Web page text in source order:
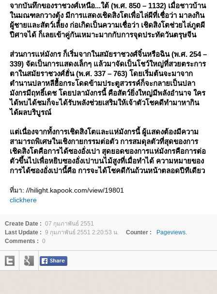
จากบันทึกของราชวงศ์เหนือ...ใต้ (พ.ศ. 850 – 1132) เมื่อชาวบ้าน
นมณฑลกวางตุ้ง มีการแสดงเชิดสิงโตเพื่อไล่ผีที่เชื่อว่า มาลงกิน
ผู้ชายและสัตว์เลี้ยง ก่อเกิดเป็นความเชื่อว่า เชิดสิงโตช่วยไล่ภูตผี
ปีศาจได้ ก็เลยเข้าคู่กันเหมาะมากกับการจุดประทัดวันตรุษจีน
ส่วนการแห่มังกร ก็เริ่มจากในสมัยราชวงศ์จิ๋นหรือฉิน (พ.ศ. 254 –
339) จัดเป็นการแสดงเล็กๆ แล้วมาจัดเป็นโชว์ใหญ่ที่สวยตระการ
ตาในสมัยราชวงศ์ฮั่น (พ.ศ. 337 – 763) โดยเริ่มต้นจะมาจาก
ตำนานปลาหลีฮื้อกระโดดข้ามประตูสวรรค์ก็จะกลายเป็นปลา
มังกรมีฤทธิ์เดช โดยปลามังกรนี้ คือสัตว์ยิ่งใหญ่มีพลังอำนาจ ใคร
ได้พบได้ชมก็จะได้รับพลังช่วยเสริมให้เจ้าตัวโชคดีทำมาหากิน
ได้ผลบริบูรณ์
ต่เนื่องจากทั้งการเชิดสิงโตและแห่มังกรนี้ ผู้แสดงต้องมีความ
สามารถพิเศษในเชิงกายกรรมต่อตัว การสมดุลตัวที่สุดของการ
เชิดสิงโตคือการได้ซองอั่งเปา สุดยอดของการแห่มังกรคือการต่อ
ตัวขึ้นไปเพื่อหยิบซองอั่งเปาบนไม้สูงที่เมื่อทำได้ ความหมายของ
การได้ซองอั่งเปานี้คือ การจะได้โชคดีกันถ้วนหน้าตลอดปีทีเดียว
ที่มา: //hilight.kapook.com/view/19801
clickhere
Create Date : 07 กุมภาพันธ์ 2551
Last Update : 9 กุมภาพันธ์ 2551 2:20:53 น. Counter :
Pageviews.
Comments : 0